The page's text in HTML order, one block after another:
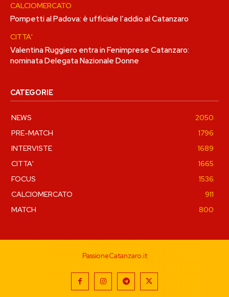
CALCIOMERCATO
Pompetti al Padova: è ufficiale l’addio al Catanzaro
CITTA'
Valentina Ruggiero entra in Fenimprese Catanzaro:
nominata Delegata Nazionale Donne
CATEGORIE
NEWS
2050
PRE-MATCH
1796
INTERVISTE
1689
CITTA'
1665
FOCUS
1536
CALCIOMERCATO
911
MATCH
800
PassioneCatanzaro.it